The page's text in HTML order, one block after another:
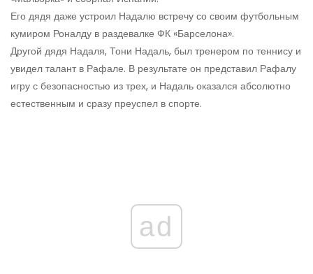
Его дядя даже устроил Надалю встречу со своим футбольным
кумиром Роналду в раздевалке ФК «Барселона».
Другой дядя Надаля, Тони Надаль, был тренером по теннису и
увидел талант в Рафале. В результате он представил Рафалу
игру с безопасностью из трех, и Надаль оказался абсолютно
естественным и сразу преуспел в спорте.
ad